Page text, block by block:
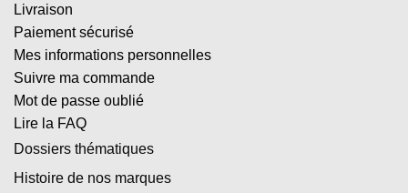
Livraison
Paiement sécurisé
Mes informations personnelles
Suivre ma commande
Mot de passe oublié
Lire la FAQ
Dossiers thématiques
Histoire de nos marques